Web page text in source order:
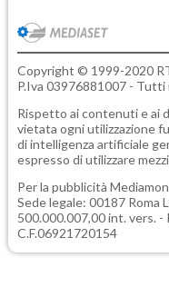
Copyright © 1999-2020
P.Iva 03976881007 -
Rispetto ai contenuti e ai
vietata ogni utilizzazione
di intelligenza artificiale
espresso di utilizzare
Per la pubblicità
Sede legale: 00187 Roma
500.000.007,00 int. vers. -
C.F.06921720154